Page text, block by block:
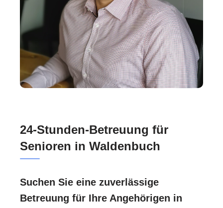
24-Stunden-Betreuung für
Senioren in Waldenbuch
Suchen Sie eine zuverlässige
Betreuung für Ihre Angehörigen in